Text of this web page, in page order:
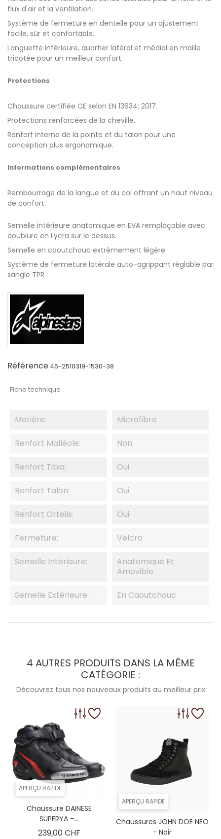
flux d'air et la ventilation.
Système de fermeture en dentelle pour un ajustement
facile, sûr et confortable.
Languette inférieure, quartier latéral et médial en maille
tricotée pour un meilleur confort.
Protections
Chaussure certifiée CE selon EN 13634: 2017.
Protections renforcées de la cheville.
Renfort interne de la pointe et du talon pour une
conception plus ergonomique.
Informations complémentaires
Rembourrage de la langue et du col offrant un haut niveau
de confort.
Semelle intérieure anatomique en EVA remplaçable avec
doublure en Lycra sur le dessus.
Semelle en caoutchouc extrêmement légère.
Système de fermeture latérale auto-agrippant réglable par
sangle TPR.
Référence 46-2510319-1530-38
Fiche technique
Matière: Microfibre
Renfort Malléole: Non
Renfort Tibia: Oui
Renfort Talon: Oui
Renfort Orteils: Oui
Fermeture: Velcro
Semelle Intérieure:
Anatomique Et
Amovible
Semelle Extérieure: En Caoutchouc
4 AUTRES PRODUITS DANS LA MÊME
CATÉGORIE :
Découvrez tous nos nouveaux produits au meilleur prix
APERÇU RAPIDE
Chaussure DAINESE
SUPERYA -...
239,00 CHFPrix
APERÇU RAPIDE
Chaussures JOHN DOE NEO
- Noir